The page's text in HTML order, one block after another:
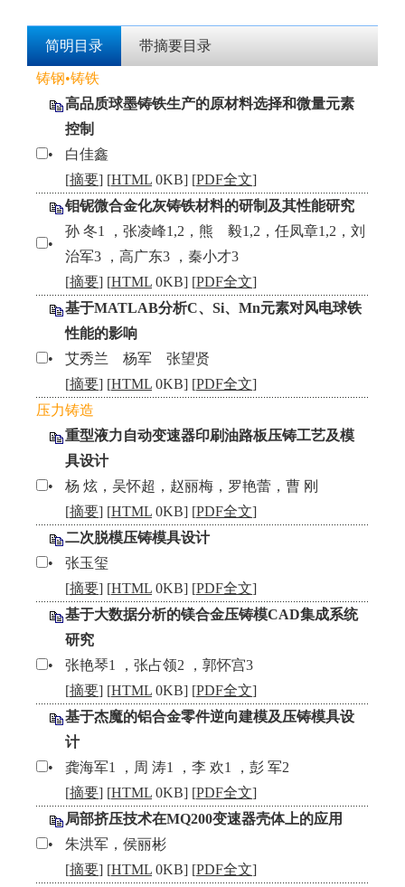
简明目录 带摘要目录
铸钢•铸铁
高品质球墨铸铁生产的原材料选择和微量元素
控制
•
白佳鑫
[摘要] [HTML 0KB] [PDF全文]
钼铌微合金化灰铸铁材料的研制及其性能研究
•
孙 冬1 ，张凌峰1,2，熊 毅1,2，任凤章1,2，刘
治军3 ，高广东3 ，秦小才3
[摘要] [HTML 0KB] [PDF全文]
基于MATLAB分析C、Si、Mn元素对风电球铁
性能的影响
•
艾秀兰 杨军 张望贤
[摘要] [HTML 0KB] [PDF全文]
压力铸造
重型液力自动变速器印刷油路板压铸工艺及模
具设计
•
杨 炫，吴怀超，赵丽梅，罗艳蕾，曹 刚
[摘要] [HTML 0KB] [PDF全文]
二次脱模压铸模具设计
•
张玉玺
[摘要] [HTML 0KB] [PDF全文]
基于大数据分析的镁合金压铸模CAD集成系统
研究
•
张艳琴1 ，张占领2 ，郭怀宫3
[摘要] [HTML 0KB] [PDF全文]
基于杰魔的铝合金零件逆向建模及压铸模具设
计
•
龚海军1 ，周 涛1 ，李 欢1 ，彭 军2
[摘要] [HTML 0KB] [PDF全文]
局部挤压技术在MQ200变速器壳体上的应用
•
朱洪军，侯丽彬
[摘要] [HTML 0KB] [PDF全文]